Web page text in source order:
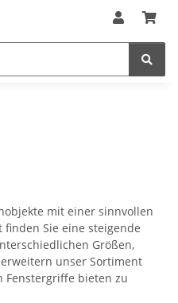
mit einer sinnvollen
Sie eine steigende
Größen,
unser Sortiment
Fenstergriffe bieten zu